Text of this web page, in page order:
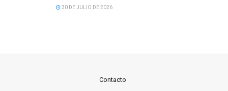
30 DE JULIO DE 2026
Contacto